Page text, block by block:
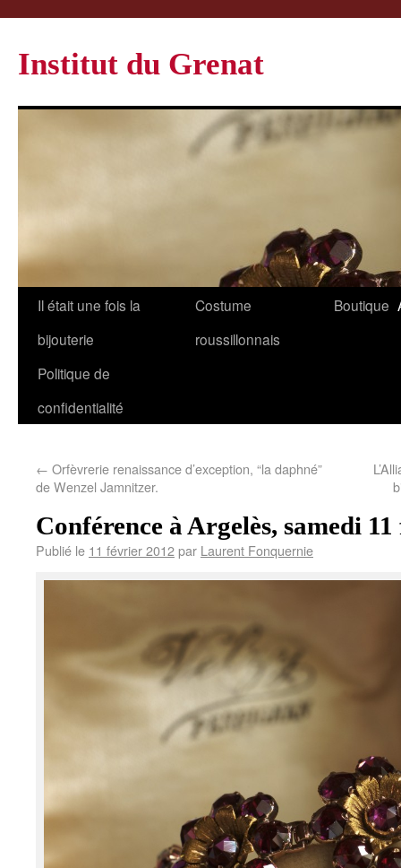
Institut du Grenat
Il était une fois la
bijouterie
Costume
roussillonnais
Boutique
Politique de
confidentialité
← Orfèvrerie renaissance d’exception, “la daphné”
de Wenzel Jamnitzer.
Conférence à Argelès, samedi
Publié le 11 février 2012par Laurent Fonquernie